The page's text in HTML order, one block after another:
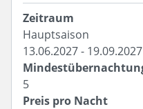
Hauptsaison
13.06.2027 - 19.09.2027
5